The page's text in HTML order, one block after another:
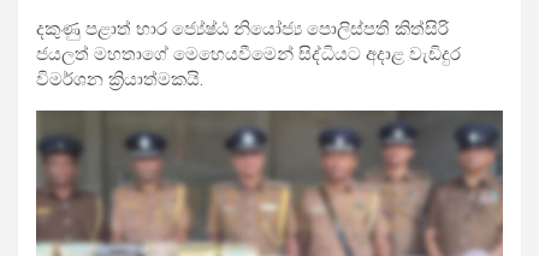
දකුණු පළාත් භාර ජ්‍යේෂ්ඨ නියෝජ්‍ය පොලිස්පති කිත්සිරි
ජයලත් මහතාගේ මෙහෙයවීමෙන් සිද්ධියට අදාළ වැඩිදුර
විමර්ශන ක්‍රියාත්මකයි.